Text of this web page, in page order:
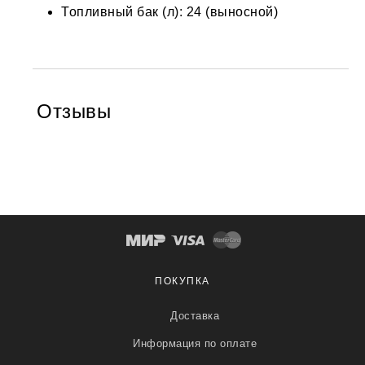
Топливный бак (л): 24 (выносной)
Отзывы
ПОКУПКА
Доставка
Информация по оплате